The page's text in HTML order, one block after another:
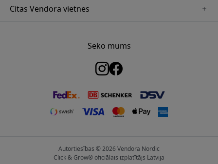
Citas Vendora vietnes
www.plaud.se
Seko mums
Autortiesības © 2026 Vendora Nordic
Click & Grow® oficiālais izplatītājs Latvija